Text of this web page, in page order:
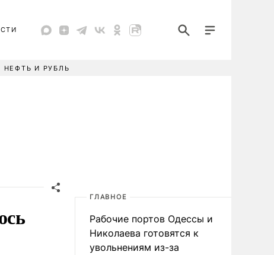
НЕФТЬ И РУБЛЬ
ГЛАВНОЕ
Рабочие портов Одессы и
Николаева готовятся к
увольнениям из-за